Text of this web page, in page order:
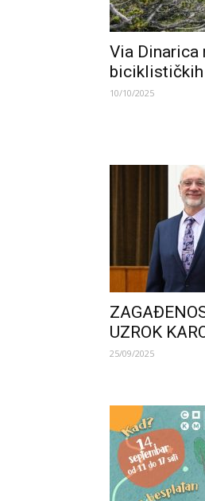
Via Dinarica
biciklističkih
10/10/2025
UZROK
25/09/2025